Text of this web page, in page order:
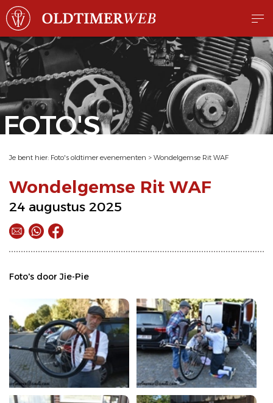
FOTO'S
Je bent hier: Foto's oldtimer evenementen > Wondelgemse Rit WAF
Wondelgemse Rit WAF
24 augustus 2025
Foto's door Jie-Pie